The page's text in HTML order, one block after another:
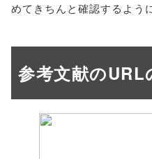
めてきちんと確認するよう
参考文献のURL